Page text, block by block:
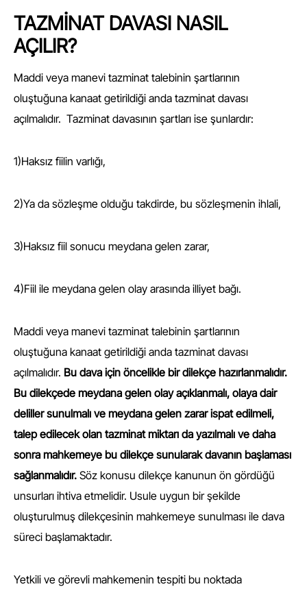
TAZMİNAT DAVASI NASIL
AÇILIR?
Maddi veya manevi tazminat talebinin şartlarının
oluştuğuna kanaat getirildiği anda tazminat davası
açılmalıdır. Tazminat davasının şartları ise şunlardır:
1)Haksız fiilin varlığı,
2)Ya da sözleşme olduğu takdirde, bu sözleşmenin ihlali,
3)Haksız fiil sonucu meydana gelen zarar,
4)Fiil ile meydana gelen olay arasında illiyet bağı.
Maddi veya manevi tazminat talebinin şartlarının
oluştuğuna kanaat getirildiği anda tazminat davası
açılmalıdır. Bu dava için öncelikle bir dilekçe hazırlanmalıdır.
Bu dilekçede meydana gelen olay açıklanmalı, olaya dair
deliller sunulmalı ve meydana gelen zarar ispat edilmeli,
talep edilecek olan tazminat miktarı da yazılmalı ve daha
sonra mahkemeye bu dilekçe sunularak davanın başlaması
sağlanmalıdır. Söz konusu dilekçe kanunun ön gördüğü
unsurları ihtiva etmelidir. Usule uygun bir şekilde
oluşturulmuş dilekçesinin mahkemeye sunulması ile dava
süreci başlamaktadır.
Yetkili ve görevli mahkemenin tespiti bu noktada